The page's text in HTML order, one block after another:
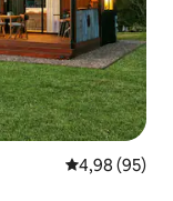
Évaluation
4,98 (95)